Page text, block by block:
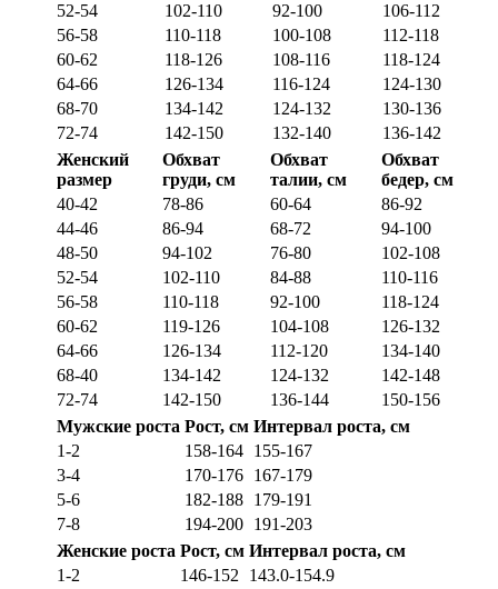
52-54
102-110 92-100
106-112
56-58
110-118 100-108
112-118
60-62
118-126 108-116
118-124
64-66
126-134 116-124
124-130
68-70
134-142 124-132
130-136
72-74
142-150 132-140
136-142
Женский
размер
Обхват
груди, см
Обхват
талии, см
Обхват
бедер, см
40-42
78-86 60-64
86-92
44-46
86-94 68-72
94-100
48-50
94-102 76-80
102-108
52-54
102-110 84-88
110-116
56-58
110-118 92-100
118-124
60-62
119-126 104-108
126-132
64-66
126-134 112-120
134-140
68-40
134-142 124-132
142-148
72-74
142-150 136-144
150-156
Мужские роста Рост, см Интервал роста, см
1-2
158-164 155-167
3-4
170-176 167-179
5-6
182-188 179-191
7-8
194-200 191-203
Женские роста Рост, см Интервал роста, см
1-2
146-152 143.0-154.9